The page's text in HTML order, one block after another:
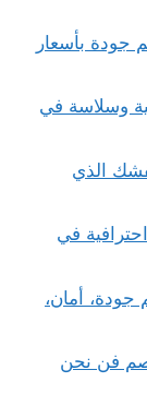
بمكة بـ35%خصم جودة بأسعار
احترافية وسلاسة في
لعفشك الذي
بـ35%خصم احترافية في
بمكه بـ35%خصم جودة، أمان،
جدة مرجان بـ30%خصم فن نحن